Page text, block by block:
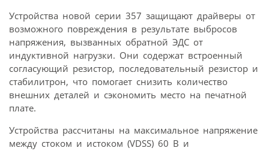
Устройства новой серии 357 защищают драйверы от
возможного повреждения в результате выбросов
напряжения, вызванных обратной ЭДС от
индуктивной нагрузки. Они содержат встроенный
согласующий резистор, последовательный резистор и
стабилитрон, что помогает снизить количество
внешних деталей и сэкономить место на печатной
плате.
Устройства рассчитаны на максимальное напряжение
между стоком и истоком (VDSS) 60 В и